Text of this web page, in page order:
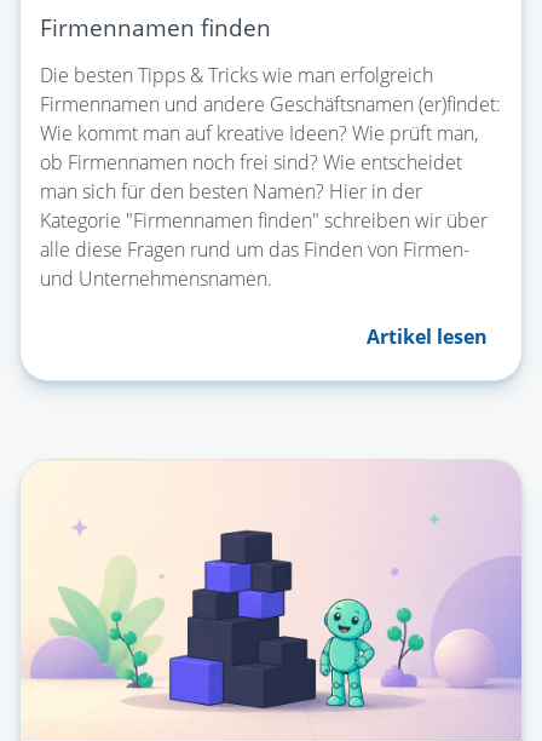
Firmennamen finden
Die besten Tipps & Tricks wie man erfolgreich
Firmennamen und andere Geschäftsnamen (er)findet:
Wie kommt man auf kreative Ideen? Wie prüft man,
ob Firmennamen noch frei sind? Wie entscheidet
man sich für den besten Namen? Hier in der
Kategorie "Firmennamen finden" schreiben wir über
alle diese Fragen rund um das Finden von Firmen-
und Unternehmensnamen.
Artikel lesen